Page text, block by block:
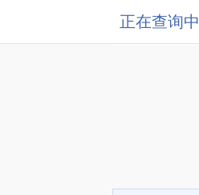
正在查询中